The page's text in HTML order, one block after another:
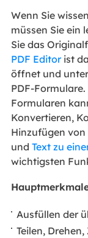
Wenn Sie
müssen Sie ein
Sie das
PDF Editorist
öffnet und
PDF-
Formularen
Konvertieren,
Hinzufügen von
und Text zu
wichtigsten
Ausfüllen der
Teilen,